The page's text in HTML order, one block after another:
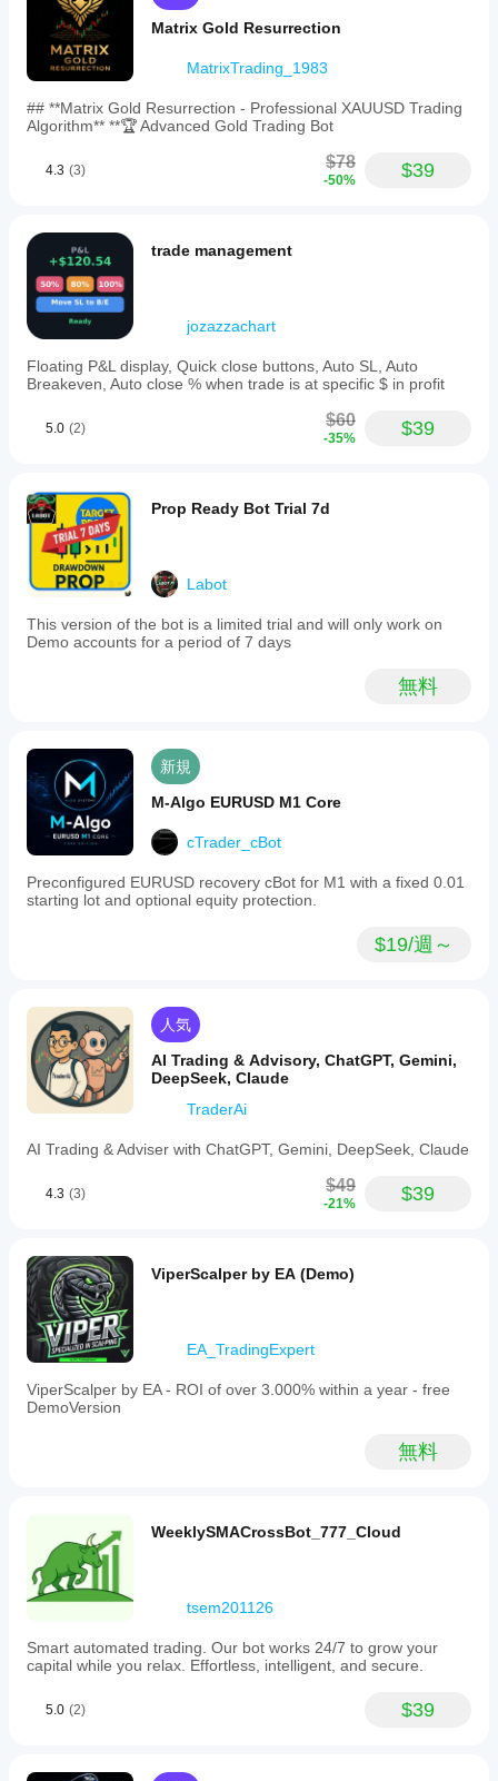
カスタマイズ可能なストップロスとテイクプロフィット
と組み合わせて、ポジションサイズとリスク保護を完全
- 両方：価格位置に基づいて方向を自動検出
--------------------
- ビジュアルなドラッグ＆ドロッププランニング（単な
る入力ボックスではない）
- ブレイクアウトトリガーロジック（ネイティブの
cTraderストップリミットとは異なる）
- 1つのツールで3つのポジションサイズ設定モード
- 取引トリガー前のリアルタイム損益プレビュー
オールインワンソリューション。複数の別々のツールは
不要です。
------------
2. BRKラインをブレイクアウトレベルにドラッグ
3. 必要に応じてENT（エントリー）、SL、TPラインを
調整
4. ボットが価格を監視し、ブレイクアウト時にリミッ
ト注文を出す
5. いつでもBRKまたはENTラインを削除してキャンセ
無料版
------------
これは無料のシングルグループ版で、一度に1つのブレ
イクアウト設定が必要なトレーダーに最適です。
もっとパワーが必要ですか？「StopLimitBotX」にアッ
- グループごとの独立設定
- ビジュアルグループコネクターとラベル
- スケールインおよびブラケット注文戦略
動作環境
- すべてのシンボルとタイムフレームで動作
境で一貫
性、ドロ
ーダウ
ン、およ
ご注目く
ださい。
Windows
Macで
は、過去
の市場デ
ータを使
用して
cBotをバ
トできま
す。
です
か？
ブロ
ーカ
ーと
市況
わせ
適化
する
こと
で、
パフ
ォー
マン
スを
に向
がで
きま
す。
cBot
を実
行す
にパ
ーを
調整
すべ
きで
か？
cBot
はデ
ルト
ータ
ーで
開始
する
こと
も、
され
た最
用す
るこ
とも
でき
ま
す。
cBot
べて
同じ
パフ
ォー
マン
スを
しま
す
スは
ブロ
ーカ
ーの
条
件、
スプ
レッ
異な
る場
合が
あり
ま
す。
トを
身の
スト
する
こと
で、
実際
の使
況で
のパ
るの
に役
立ち
ま
Matrix Gold Resurrection
MatrixTrading_1983
## **Matrix Gold Resurrection - Professional XAUUSD Trading
Algorithm** **🏆 Advanced Gold Trading Bot
4.3 (3) $78
-50% $39
trade management
jozazzachart
Floating P&L display, Quick close buttons, Auto SL, Auto
Breakeven, Auto close % when trade is at specific $ in profit
5.0 (2) $60
-35% $39
Prop Ready Bot Trial 7d
Labot
This version of the bot is a limited trial and will only work on
Demo accounts for a period of 7 days
無料
新規
M-Algo EURUSD M1 Core
cTrader_cBot
Preconfigured EURUSD recovery cBot for M1 with a fixed 0.01
starting lot and optional equity protection.
$19/週～
人気
AI Trading & Advisory, ChatGPT, Gemini,
DeepSeek, Claude
TraderAi
AI Trading & Adviser with ChatGPT, Gemini, DeepSeek, Claude
4.3 (3) $49
-21% $39
ViperScalper by EA (Demo)
EA_TradingExpert
ViperScalper by EA - ROI of over 3.000% within a year - free
DemoVersion
無料
WeeklySMACrossBot_777_Cloud
tsem201126
Smart automated trading. Our bot works 24/7 to grow your
capital while you relax. Effortless, intelligent, and secure.
5.0 (2) $39